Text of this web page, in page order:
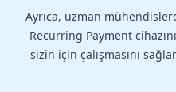
Ayrıca, uzman
Recurring Payment
sizin için çalışmasını